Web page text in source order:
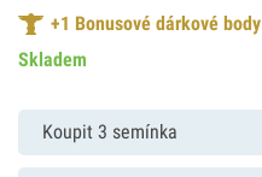
+1 Bonusové dárkové body
Skladem
Koupit 3 semínka